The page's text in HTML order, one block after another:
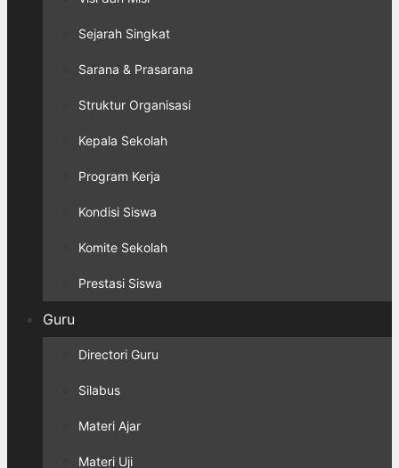
Sejarah Singkat
Sarana & Prasarana
Struktur Organisasi
Kepala Sekolah
Program Kerja
Kondisi Siswa
Komite Sekolah
Prestasi Siswa
Guru
Directori Guru
Silabus
Materi Ajar
Materi Uji